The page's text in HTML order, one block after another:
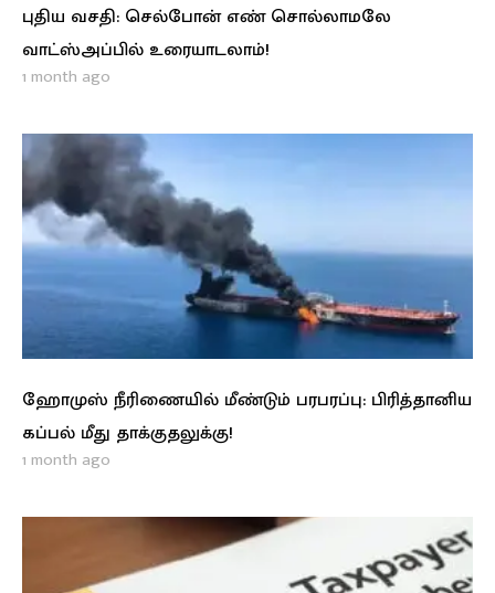
புதிய வசதி: செல்போன் எண் சொல்லாமலே
வாட்ஸ்அப்பில் உரையாடலாம்!
1 month ago
ஹோமுஸ் நீரிணையில் மீண்டும் பரபரப்பு: பிரித்தானிய
கப்பல் மீது தாக்குதலுக்கு!
1 month ago